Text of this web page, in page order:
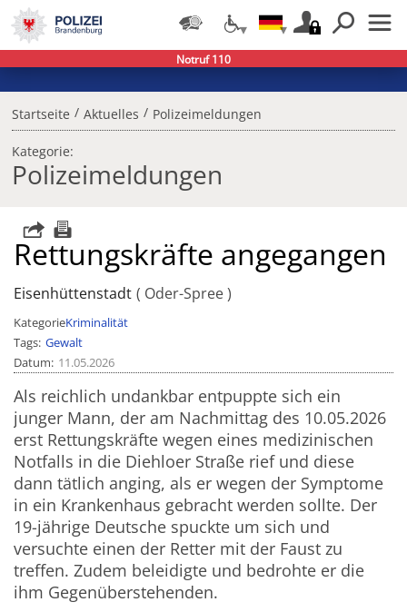
Startseite / Aktuelles / Polizeimeldungen
Kategorie:
Polizeimeldungen
Rettungskräfte angegangen
Eisenhüttenstadt Oder-Spree
KategorieKriminalität
Tags Gewalt
Datum 11.05.2026
Als reichlich undankbar entpuppte sich ein
junger Mann, der am Nachmittag des 10.05.2026
erst Rettungskräfte wegen eines medizinischen
Notfalls in die Diehloer Straße rief und diese
dann tätlich anging, als er wegen der Symptome
in ein Krankenhaus gebracht werden sollte. Der
19-jährige Deutsche spuckte um sich und
versuchte einen der Retter mit der Faust zu
treffen. Zudem beleidigte und bedrohte er die
ihm Gegenüberstehenden.
Notruf 110